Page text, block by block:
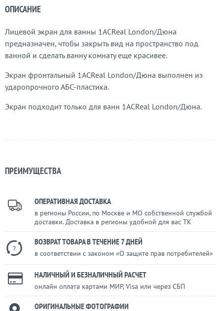
ОПИСАНИЕ
Лицевой экран для ванны 1ACReal London/Дюна
предназначен, чтобы закрыть вид на пространство под
ванной и сделать ванну комнату еще красивее.
Экран фронтальный 1ACReal London/Дюна выполнен из
ударопрочного АБС-пластика.
Экран подходит только для ванн 1ACReal London/Дюна.
ПРЕИМУЩЕСТВА
ОПЕРАТИВНАЯ ДОСТАВКА
в регионы России, по Москве и МО собственной службой
доставки. Доставка в регионы удобной для вас ТК
7
ВОЗВРАТ ТОВАРА В ТЕЧЕНИЕ 7 ДНЕЙ
в соответствии с законом «О защите прав потребителей»
НАЛИЧНЫЙ И БЕЗНАЛИЧНЫЙ РАСЧЕТ
онлайн оплата картами МИР, Visa или через СБП
ОРИГИНАЛЬНЫЕ ФОТОГРАФИИ